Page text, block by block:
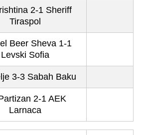
2-1 Sheriff
Tiraspol
Beer Sheva 1-1
Levski Sofia
3-3 Sabah Baku
2-1 AEK
Larnaca